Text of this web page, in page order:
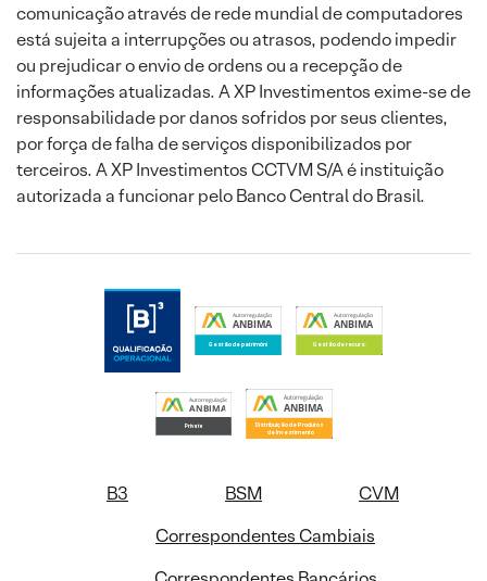
comunicação através de rede mundial de computadores
está sujeita a interrupções ou atrasos, podendo impedir
ou prejudicar o envio de ordens ou a recepção de
informações atualizadas. A XP Investimentos exime-se de
responsabilidade por danos sofridos por seus clientes,
por força de falha de serviços disponibilizados por
terceiros. A XP Investimentos CCTVM S/A é instituição
autorizada a funcionar pelo Banco Central do Brasil.
B3 BSM
CVM
Correspondentes Cambiais